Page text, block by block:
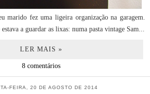
marido fez uma ligeira organização na garagem.
a guardar as lixas: numa pasta vintage Sam...
LER MAIS »
8 comentários
FEIRA, 20 DE AGOSTO DE 2014